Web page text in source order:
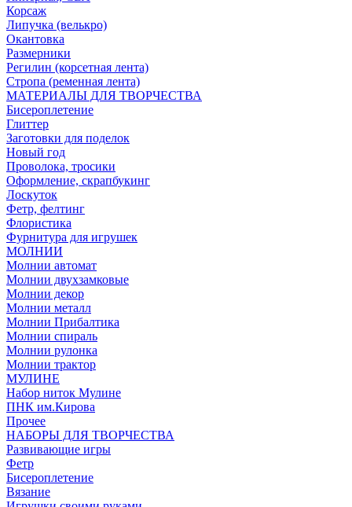
Корсаж
Липучка (велькро)
Окантовка
Размерники
Регилин (корсетная лента)
Стропа (ременная лента)
МАТЕРИАЛЫ ДЛЯ ТВОРЧЕСТВА
Бисероплетение
Глиттер
Заготовки для поделок
Новый год
Проволока, тросики
Оформление, скрапбукинг
Лоскуток
Фетр, фелтинг
Флористика
Фурнитура для игрушек
МОЛНИИ
Молнии автомат
Молнии двухзамковые
Молнии декор
Молнии металл
Молнии Прибалтика
Молнии спираль
Молнии рулонка
Молнии трактор
МУЛИНЕ
Набор ниток Мулине
ПНК им.Кирова
Прочее
НАБОРЫ ДЛЯ ТВОРЧЕСТВА
Развивающие игры
Фетр
Бисероплетение
Вязание